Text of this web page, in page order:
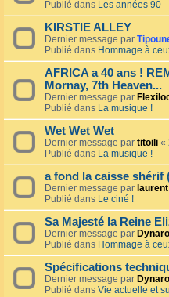
Publié dans Les années 90
KIRSTIE ALLEY
Dernier message par
Publié dans Hommage à
AFRICA a 40 ans !
Mornay, 7th Heaven...
Dernier message par
Publié dans La musique !
Wet Wet Wet
Dernier message par titoili «
Publié dans La musique !
a fond la caisse shérif
Dernier message par laurent
Publié dans Le ciné !
Sa Majesté la Reine
Dernier message par
Publié dans Hommage à
Spécifications
Dernier message par
Publié dans Vie actuelle et